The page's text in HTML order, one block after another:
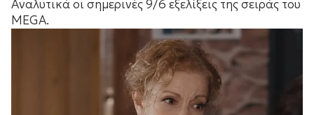
Αναλυτικά οι σημερινές 9/6 εξελίξεις της σειράς του
MEGA.